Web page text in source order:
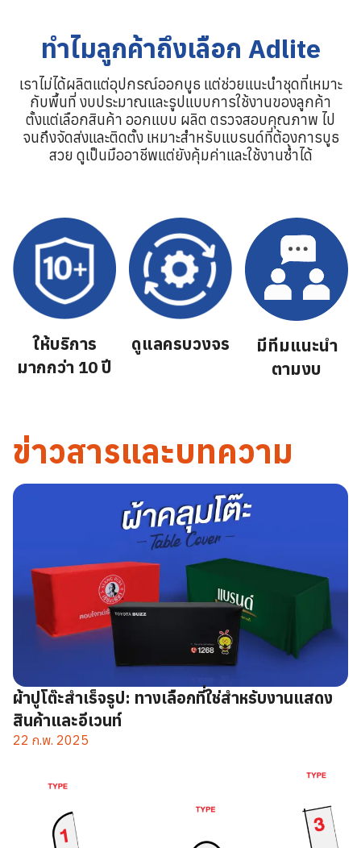
ทำไมลูกค้าถึงเลือก Adlite
เราไม่ได้ผลิตแต่อุปกรณ์ออกบูธ แต่ช่วยแนะนำชุดที่เหมาะ
กับพื้นที่ งบประมาณและรูปแบบการใช้งานของลูกค้า
ตั้งแต่เลือกสินค้า ออกแบบ ผลิต ตรวจสอบคุณภาพ ไป
จนถึงจัดส่งและติดตั้ง เหมาะสำหรับแบรนด์ที่ต้องการบูธ
สวย ดูเป็นมืออาชีพแต่ยังคุ้มค่าและใช้งานซ้ำได้
ให้บริการ
มากกว่า 10 ปี
ดูแลครบวงจร
มีทีมแนะนำ
ตามงบ
ข่าวสารและบทความ
ผ้าปูโต๊ะสำเร็จรูป: ทางเลือกที่ใช่สำหรับงานแสดง
สินค้าและอีเวนท์
22 ก.พ. 2025